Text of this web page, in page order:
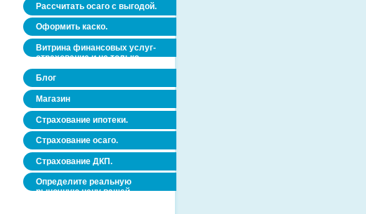
Рассчитать осаго с выгодой.
Оформить каско.
Витрина финансовых услуг-
страхование и не только.
Блог
Магазин
Страхование ипотеки.
Страхование осаго.
Страхование ДКП.
Определите реальную
рыночную цену вашей